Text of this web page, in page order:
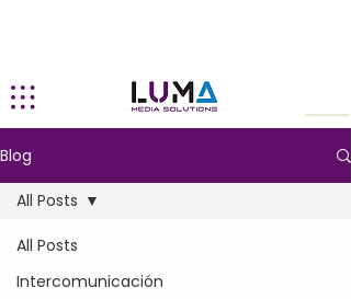
Blog
All Posts
Intercomunicación
All Posts